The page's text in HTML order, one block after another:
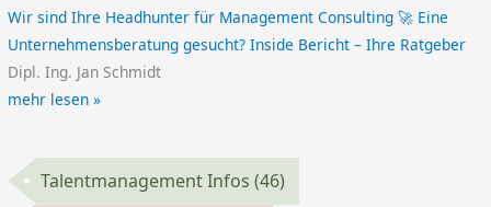
Wir sind Ihre Headhunter für Management Consulting 🚀 Eine
Unternehmensberatung gesucht? Inside Bericht – Ihre Ratgeber
Dipl. Ing. Jan Schmidt
mehr lesen »
Talentmanagement Infos(46)